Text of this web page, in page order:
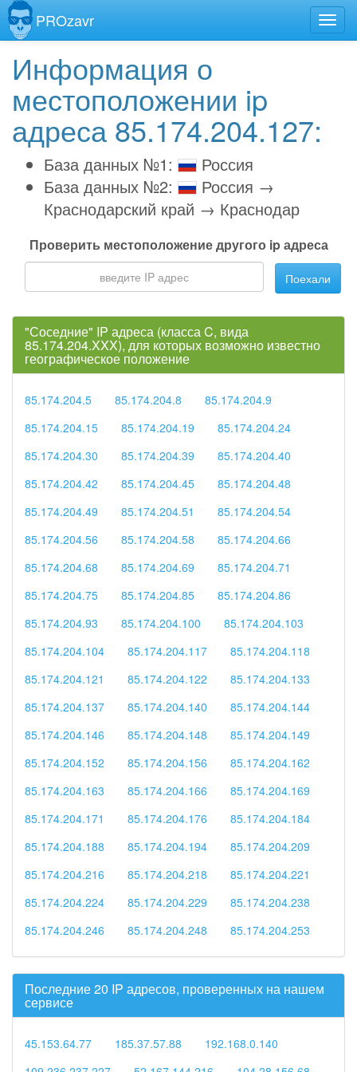
PROzavr
Информация о
местоположении ip
адреса 85.174.204.127:
База данных №1:
Россия
База данных №2:
Россия →
Краснодарский край → Краснодар
Проверить местоположение другого ip адреса
Поехали
"Соседние" IP адреса (класса C, вида
85.174.204.XXX), для которых возможно известно
географическое положение
85.174.204.5 85.174.204.8
85.174.204.9
85.174.204.15
85.174.204.19
85.174.204.24
85.174.204.30
85.174.204.39
85.174.204.40
85.174.204.42
85.174.204.45
85.174.204.48
85.174.204.49
85.174.204.51
85.174.204.54
85.174.204.56
85.174.204.58
85.174.204.66
85.174.204.68
85.174.204.69
85.174.204.71
85.174.204.75
85.174.204.85
85.174.204.86
85.174.204.93
85.174.204.100
85.174.204.103
85.174.204.104
85.174.204.117
85.174.204.118
85.174.204.121
85.174.204.122
85.174.204.133
85.174.204.137
85.174.204.140
85.174.204.144
85.174.204.146
85.174.204.148
85.174.204.149
85.174.204.152
85.174.204.156
85.174.204.162
85.174.204.163
85.174.204.166
85.174.204.169
85.174.204.171
85.174.204.176
85.174.204.184
85.174.204.188
85.174.204.194
85.174.204.209
85.174.204.216
85.174.204.218
85.174.204.221
85.174.204.224
85.174.204.229
85.174.204.238
85.174.204.246
85.174.204.248 85.174.204.253
Последние 20 IP адресов, проверенных на нашем
сервисе
45.153.64.77 185.37.57.88
192.168.0.140